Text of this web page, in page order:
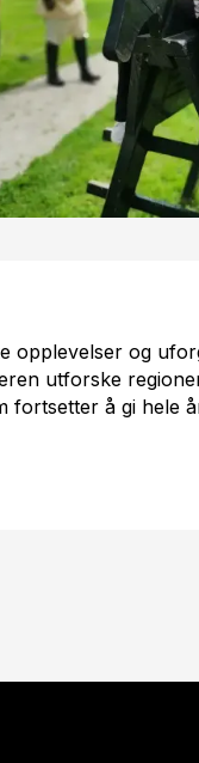
opplevelser og
utforske
fortsetter å gi hele